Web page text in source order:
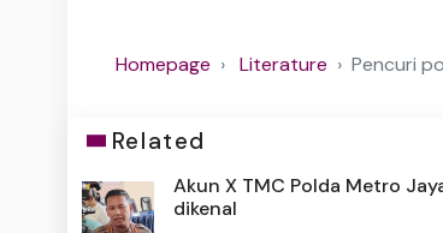
Homepage Literature Pencuri
Related
Akun X TMC Polda Metro
dikenal